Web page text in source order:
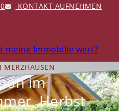
KONTAKT AUFNEHMEN
meine Immobilie wert?
im
Herbst